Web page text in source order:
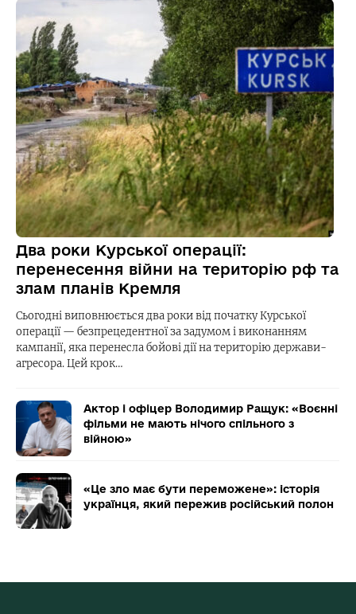
Два роки Курської операції:
перенесення війни на територію рф та
злам планів Кремля
Сьогодні виповнюється два роки від початку Курської
операції — безпрецедентної за задумом і виконанням
кампанії, яка перенесла бойові дії на територію держави-
агресора. Цей крок…
Актор і офіцер Володимир Ращук: «Воєнні
фільми не мають нічого спільного з
війною»
«Це зло має бути переможене»: історія
українця, який пережив російський полон